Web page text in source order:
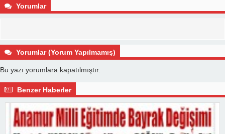
Yorumlar
Yorumlar (Yorum Yapılmamış)
Bu yazı yorumlara kapatılmıştır.
Benzer Haberler